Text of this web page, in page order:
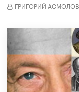
ГРИГОРИЙ АСМОЛОВ